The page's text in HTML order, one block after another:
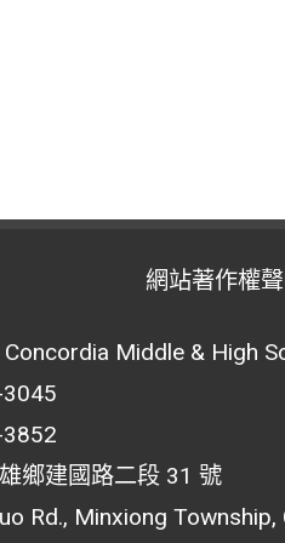
網站著作權
Middle & High
鄉建國路二段 31 號
Rd., Minxiong